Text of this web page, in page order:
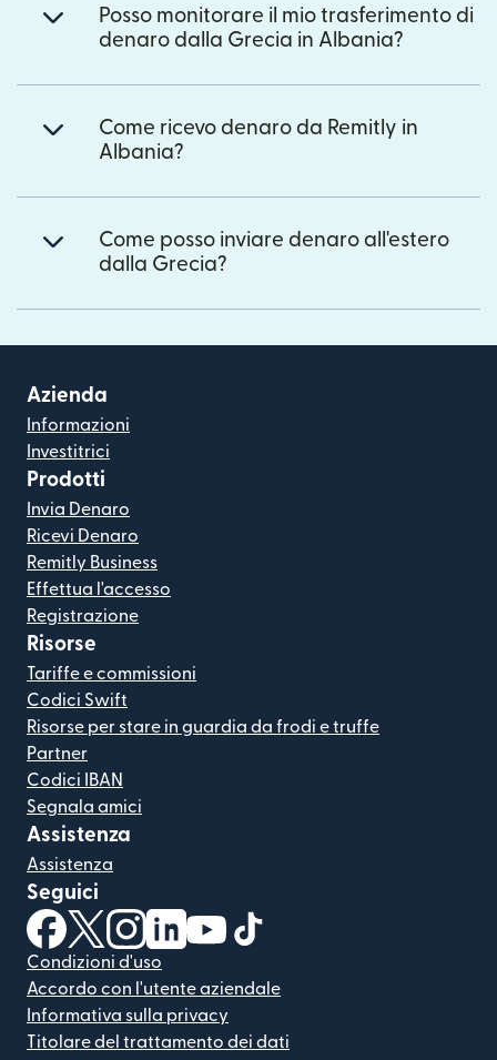
Posso monitorare il mio trasferimento di
denaro dalla Grecia in Albania?
Come ricevo denaro da Remitly in
Albania?
Come posso inviare denaro all'estero
dalla Grecia?
Azienda
Informazioni
Investitrici
Prodotti
Invia Denaro
Ricevi Denaro
Remitly Business
Effettua l'accesso
Registrazione
Risorse
Tariffe e commissioni
Codici Swift
Risorse per stare in guardia da frodi e truffe
Partner
Codici IBAN
Segnala amici
Assistenza
Assistenza
Seguici
(si apre in una nuova finestra)
(si apre in una nuova finestra)
(si apre in una nuova finestra)
(si apre in una nuova finestra)
(si apre in una nuova finestra)
Condizioni d'uso
Accordo con l'utente aziendale
Informativa sulla privacy
Titolare del trattamento dei dati